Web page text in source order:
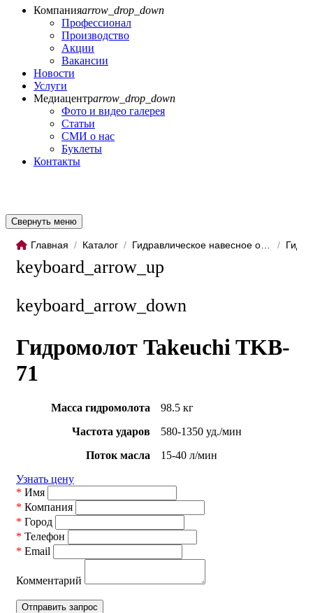
Компанияarrow_drop_down
Профессионал
Производство
Акции
Вакансии
Новости
Услуги
Медиацентрarrow_drop_down
Фото и видео галерея
Статьи
СМИ о нас
Буклеты
Контакты
Свернуть меню
Главная / Каталог / /
keyboard_arrow_up
keyboard_arrow_down
Гидромолот Takeuchi TKB-
71
Масса гидромолота
98.5 кг
Частота ударов
580-1350 уд./мин
Поток масла
15-40 л/мин
Узнать цену
* Имя
* Компания
* Город
* Телефон
* Email
Комментарий